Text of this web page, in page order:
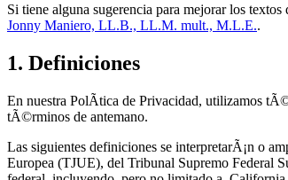
Si tiene alguna sugerencia para mejorar los
Jonny Maniero, LL.B., LL.M. mult., M.L.E..
1. Definiciones
En nuestra PolÃ­tica de Privacidad, utilizamos
tÃ©rminos de antemano.
Las siguientes definiciones se interpretarÃ¡n o
Europea (TJUE), del Tribunal Supremo Federal